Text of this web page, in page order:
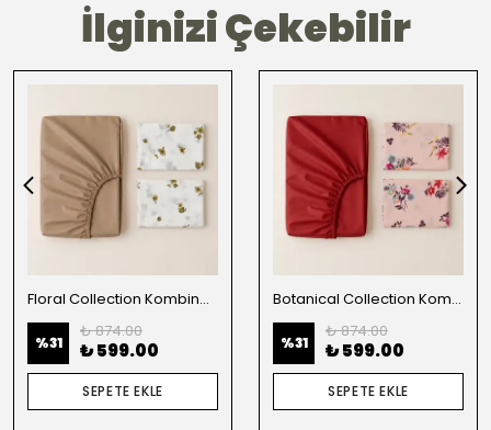
İlginizi Çekebilir
Floral Collection Kombine Çarşaf Takımı
%31
₺ 874.00
₺ 599.00
SEPETE EKLE
Botanical Collection Kombine Çarşaf Takımı
%31
₺ 874.00
₺ 599.00
SEPETE EKLE